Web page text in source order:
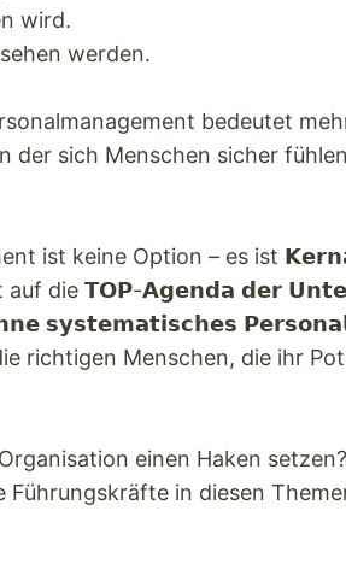
wird.
werden.
bedeutet
der sich Menschen sicher
ist keine Option – es ist
auf die 𝗧𝗢𝗣-𝗔𝗴𝗲𝗻𝗱𝗮 𝗱𝗲𝗿
𝘀𝘆𝘀𝘁𝗲𝗺𝗮𝘁𝗶𝘀𝗰𝗵𝗲𝘀
richtigen Menschen, die ihr
einen Haken setzen?
Führungskräfte in diesen